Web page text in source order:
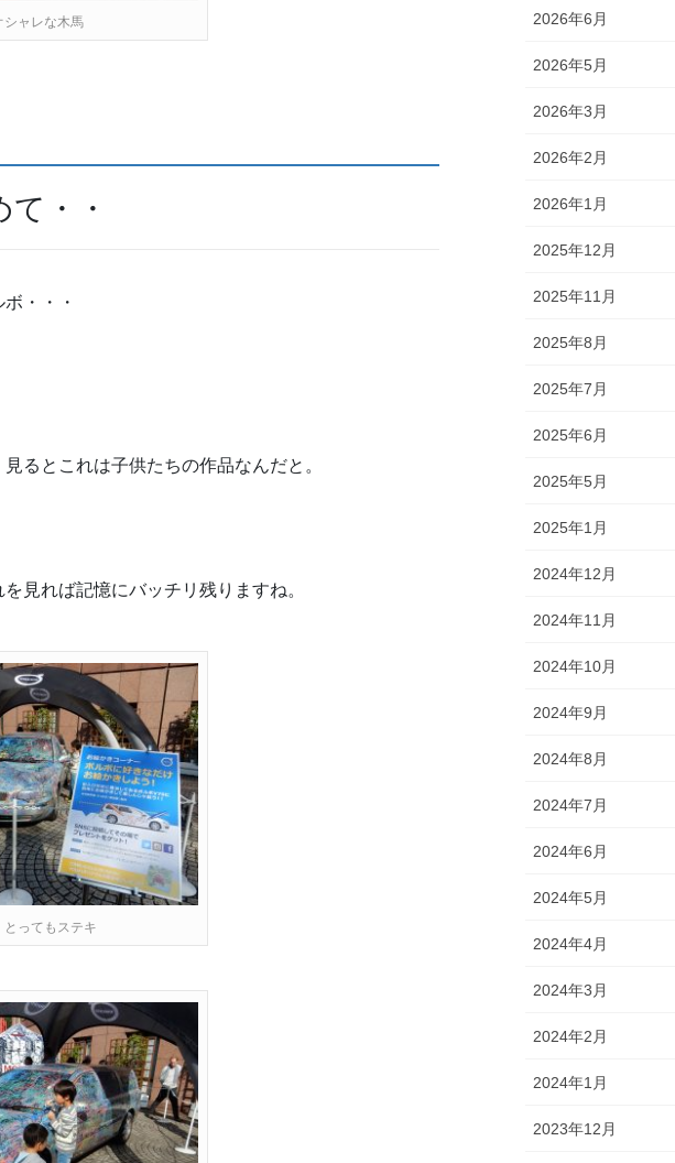
シャレな木馬
・・
・・・
るとこれは子供たちの作品なんだと。
見れば記憶にバッチリ残りますね。
とってもステキ
2026年6月
2026年5月
2026年3月
2026年2月
2026年1月
2025年12月
2025年11月
2025年8月
2025年7月
2025年6月
2025年5月
2025年1月
2024年12月
2024年11月
2024年10月
2024年9月
2024年8月
2024年7月
2024年6月
2024年5月
2024年4月
2024年3月
2024年2月
2024年1月
2023年12月